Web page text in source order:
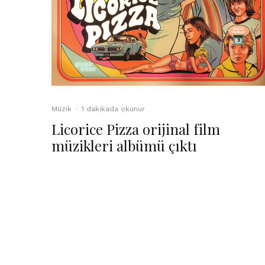
Müzik · 1 dakikada okunur
Licorice Pizza orijinal film
müzikleri albümü çıktı